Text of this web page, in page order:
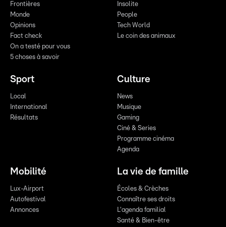
Frontières
Monde
Opinions
Fact check
On a testé pour vous
5 choses à savoir
Insolite
People
Tech World
Le coin des animaux
Sport
Local
International
Résultats
Culture
News
Musique
Gaming
Ciné & Series
Programme cinéma
Agenda
Mobilité
Lux-Airport
Autofestival
Annonces
La vie de famille
Écoles & Crèches
Connaître ses droits
L'agenda familial
Santé & Bien-être